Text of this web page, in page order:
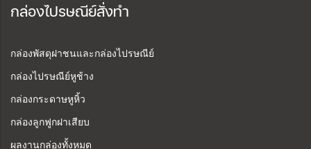
กล่องไปรษณีย์สั่งทำ
กล่องพัสดุฝาชนและกล่องไปรษณีย์
กล่องไปรษณีย์หูช้าง
กล่องกระดาษหูหิ้ว
กล่องลูกฟูกฝาเสียบ
ผลงานกล่องทั้งหมด